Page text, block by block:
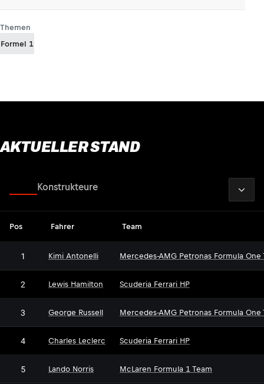
Themen
Formel 1
AKTUELLER STAND
Konstrukteure
Pos Fahrer Team
1 Kimi Antonelli Mercedes-AMG Petronas Formula One
2 Lewis Hamilton Scuderia Ferrari HP
3 George Russell Mercedes-AMG Petronas Formula One
4 Charles Leclerc Scuderia Ferrari HP
5 Lando Norris McLaren Formula 1 Team